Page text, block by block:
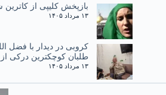
بازپخش کلیپی از
۱۳ مرداد ۱۴۰۵
کروبی در دیدار با فضل
طلبان کوچکترین درکی از
۱۳ مرداد ۱۴۰۵